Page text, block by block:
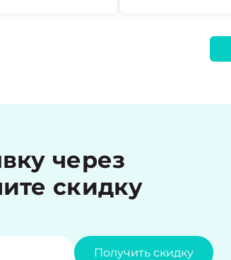
через
скидку
Получить скидку